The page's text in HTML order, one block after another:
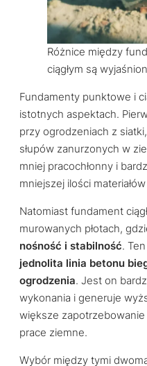
Różnice między
ciągłym są
Fundamenty punktowe i
istotnych aspektach.
przy ogrodzeniach z
słupów zanurzonych w
mniej pracochłonny i
mniejszej ilości
Natomiast fundament
murowanych płotach,
nośność i stabilność.
jednolita linia betonu
ogrodzenia. Jest on
wykonania i generuje
większe zapotrzebowanie
prace ziemne.
Wybór między tymi